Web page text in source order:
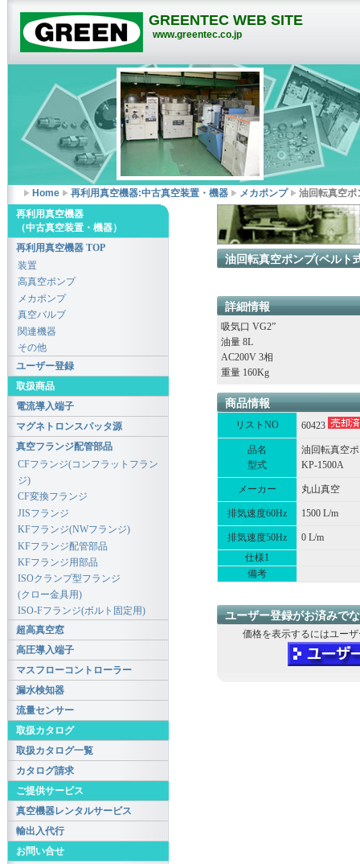
GREENTEC WEB SITE
www.greentec.co.jp
Home 再利用真空機器:中古真空装置・機器 メカポンプ 油回転真空
油回転真空ポンプ(ベルト
詳細情報
吸気口 VG2”
油量 8L
AC200V 3相
重量 160Kg
商品情報
リストNO 60423
品名
型式
油回転真空
KP-1500A
メーカー 丸山真空
排気速度60Hz 1500 L/m
排気速度50Hz
0 L/m
仕様1
備考
ユーザー登録がお済みで
価格を表示するにはユー
再利用真空機器
（中古真空装置・機器）
再利用真空機器 TOP
装置
高真空ポンプ
メカポンプ
真空バルブ
関連機器
その他
ユーザー登録
取扱商品
電流導入端子
マグネトロンスパッタ源
真空フランジ配管部品
CFフランジ(コンフラットフラン
ジ)
CF変換フランジ
JISフランジ
KFフランジ(NWフランジ)
KFフランジ配管部品
KFフランジ用部品
ISOクランプ型フランジ
(クロー金具用)
ISO-Fフランジ(ボルト固定用)
超高真空窓
高圧導入端子
マスフローコントローラー
漏水検知器
流量センサー
取扱カタログ
取扱カタログ一覧
カタログ請求
ご提供サービス
真空機器レンタルサービス
輸出入代行
お問い合せ